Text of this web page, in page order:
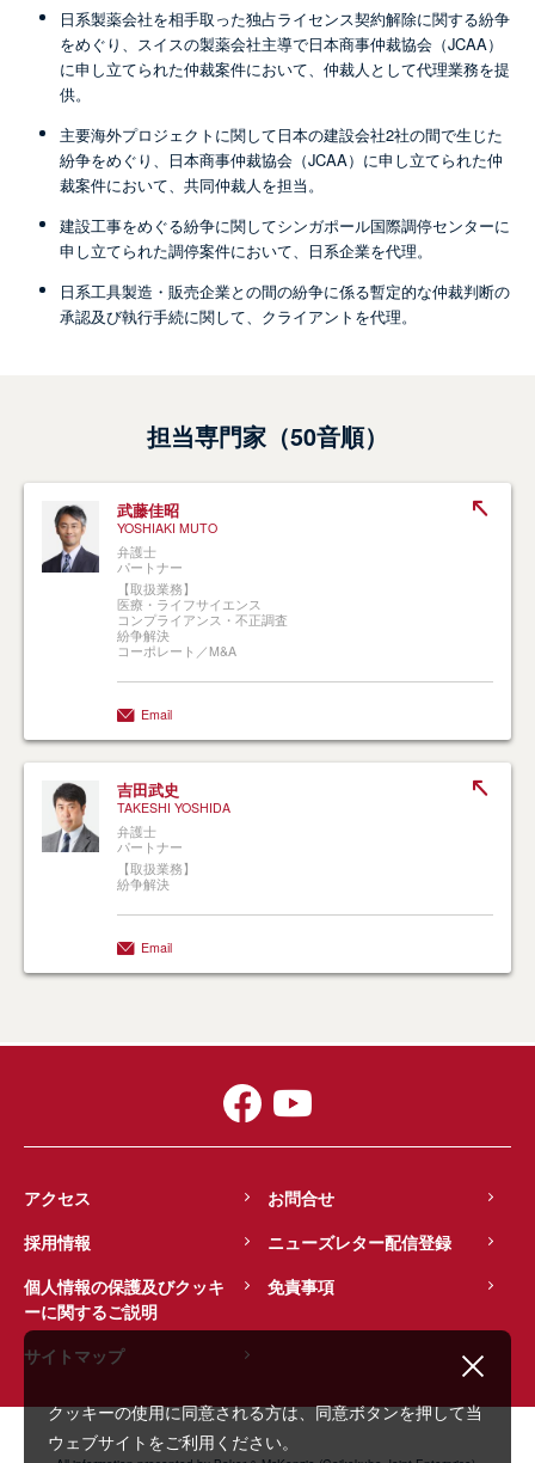
日系製薬会社を相手取った独占ライセンス契約解除に関する紛争
をめぐり、スイスの製薬会社主導で日本商事仲裁協会（JCAA）
に申し立てられた仲裁案件において、仲裁人として代理業務を提
供。
主要海外プロジェクトに関して日本の建設会社2社の間で生じた
紛争をめぐり、日本商事仲裁協会（JCAA）に申し立てられた仲
裁案件において、共同仲裁人を担当。
建設工事をめぐる紛争に関してシンガポール国際調停センターに
申し立てられた調停案件において、日系企業を代理。
日系工具製造・販売企業との間の紛争に係る暫定的な仲裁判断の
承認及び執行手続に関して、クライアントを代理。
担当専門家（50音順）
武藤佳昭
YOSHIAKI MUTO
弁護士
パートナー
【取扱業務】
医療・ライフサイエンス
コンプライアンス・不正調査
紛争解決
コーポレート／M&A
Email
吉田武史
TAKESHI YOSHIDA
弁護士
パートナー
【取扱業務】
紛争解決
Email
アクセス
お問合せ
採用情報
ニューズレター配信登録
個人情報の保護及びクッキ
ーに関するご説明
免責事項
サイトマップ
クッキーの使用に同意される方は、同意ボタンを押して当
ウェブサイトをご利用ください。